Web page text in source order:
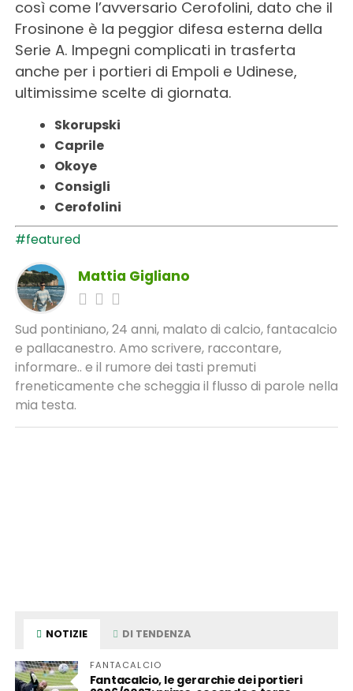
così come l’avversario Cerofolini, dato che il
Frosinone è la peggior difesa esterna della
Serie A. Impegni complicati in trasferta
anche per i portieri di Empoli e Udinese,
ultimissime scelte di giornata.
Skorupski
Caprile
Okoye
Consigli
Cerofolini
#featured
Mattia Gigliano
Sud pontiniano, 24 anni, malato di calcio, fantacalcio
e pallacanestro. Amo scrivere, raccontare,
informare.. e il rumore dei tasti premuti
freneticamente che scheggia il flusso di parole nella
mia testa.
NOTIZIE DI TENDENZA
FANTACALCIO
Fantacalcio, le gerarchie dei portieri